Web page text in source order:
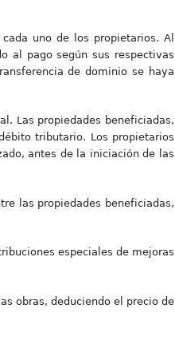
uno de los propietarios. Al
al pago según sus respectivas
de dominio se haya
Las propiedades beneficiadas,
tributario. Los propietarios
antes de la iniciación de las
las propiedades beneficiadas,
especiales de mejoras
obras, deduciendo el precio de